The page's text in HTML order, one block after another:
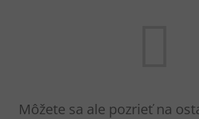
Môžete sa ale pozrieť na